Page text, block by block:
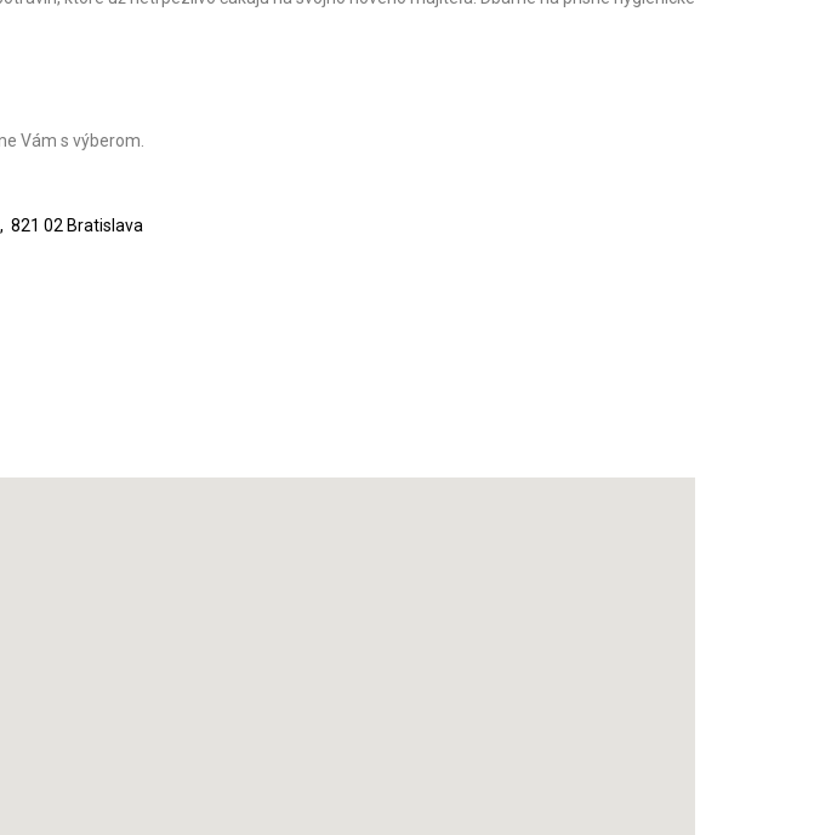
Vám s výberom.
821 02 Bratislava